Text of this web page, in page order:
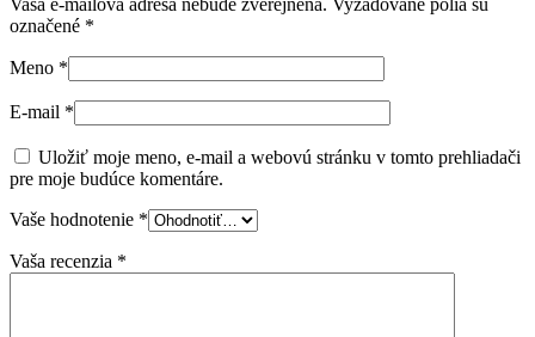
Vaša e-mailová adresa nebude zverejnená. Vyžadované polia sú
označené *
Meno *
E-mail *
Uložiť moje meno, e-mail a webovú stránku v tomto prehliadači
pre moje budúce komentáre.
Vaše hodnotenie *
Vaša recenzia *